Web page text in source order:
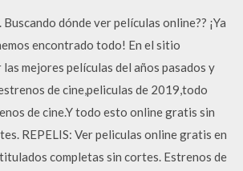
dónde ver películas online?? ¡Ya
encontrado todo! En el sitio
mejores películas del años pasados y
de cine,peliculas de 2019,todo
de cine.Y todo esto online gratis sin
REPELIS: Ver peliculas online gratis en
completas sin cortes. Estrenos de